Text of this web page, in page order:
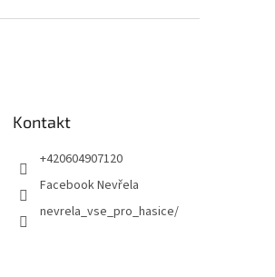
Kontakt
+420604907120
Facebook Nevřela
nevrela_vse_pro_hasice/